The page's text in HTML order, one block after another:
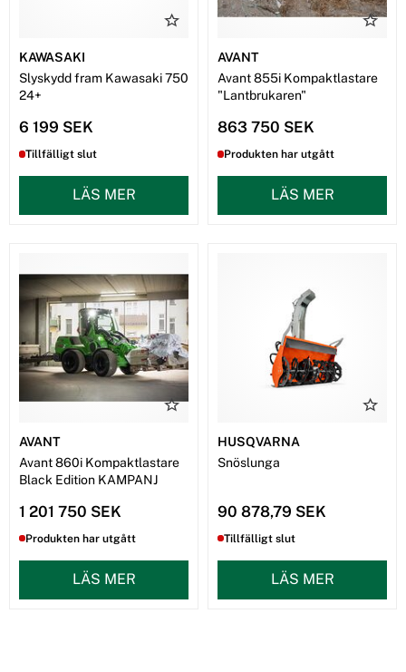
KAWASAKI
Slyskydd fram Kawasaki 750
24+
6 199 SEK
Tillfälligt slut
LÄS MER
AVANT
Avant 855i Kompaktlastare
"Lantbrukaren"
863 750 SEK
Produkten har utgått
LÄS MER
AVANT
Avant 860i Kompaktlastare
Black Edition KAMPANJ
1 201 750 SEK
Produkten har utgått
LÄS MER
HUSQVARNA
Snöslunga
90 878,79 SEK
Tillfälligt slut
LÄS MER